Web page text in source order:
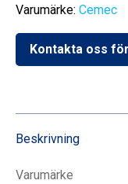
Varumärke: Cemec
Kontakta oss
Beskrivning
Varumärke